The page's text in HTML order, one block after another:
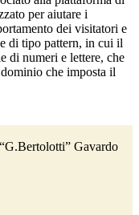
per aiutare i
dei visitatori e
di tipo pattern, in cui il
di numeri e lettere, che
che imposta il
Gavardo